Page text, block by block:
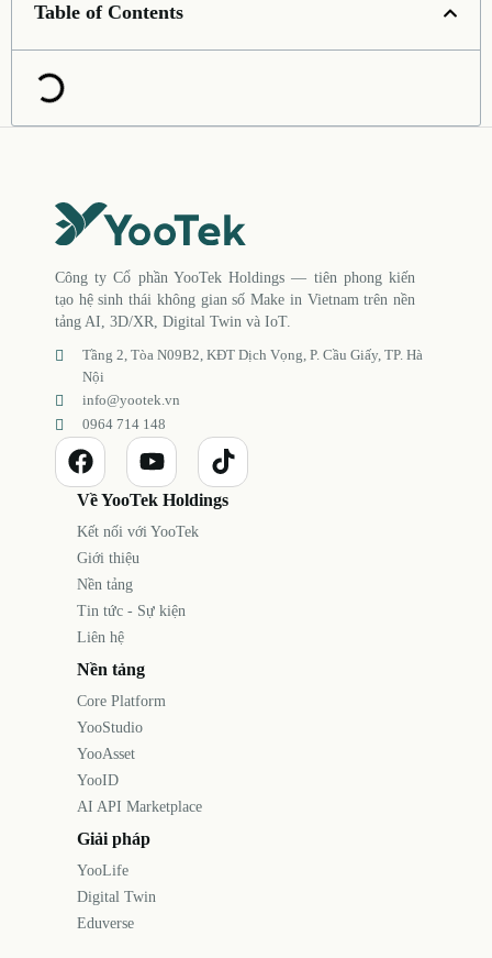
Table of Contents
Công ty Cổ phần YooTek Holdings — tiên phong kiến
tạo hệ sinh thái không gian số Make in Vietnam trên nền
tảng AI, 3D/XR, Digital Twin và IoT.
Tầng 2, Tòa N09B2, KĐT Dịch Vọng, P. Cầu Giấy, TP. Hà
Nội
info@yootek.vn
0964 714 148
Về YooTek Holdings
Kết nối với YooTek
Giới thiệu
Nền tảng
Tin tức - Sự kiện
Liên hệ
Nền tảng
Core Platform
YooStudio
YooAsset
YooID
AI API Marketplace
Giải pháp
YooLife
Digital Twin
Eduverse